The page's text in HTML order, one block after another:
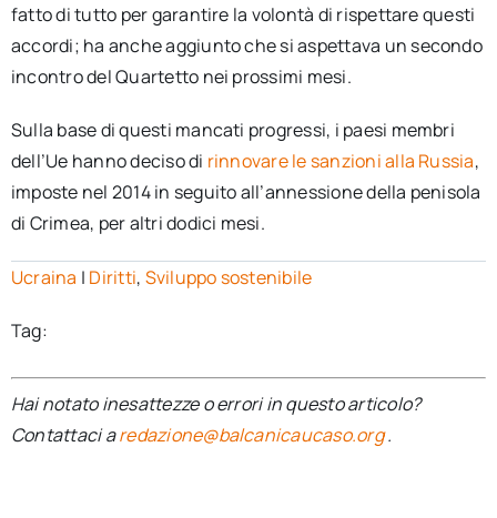
fatto di tutto per garantire la volontà di rispettare questi
accordi; ha anche aggiunto che si aspettava un secondo
incontro del Quartetto nei prossimi mesi.
Sulla base di questi mancati progressi, i paesi membri
dell’Ue hanno deciso di rinnovare le sanzioni alla Russia,
imposte nel 2014 in seguito all’annessione della penisola
di Crimea, per altri dodici mesi.
Ucraina | Diritti, Sviluppo sostenibile
Tag:
Hai notato inesattezze o errori in questo articolo?
Contattaci aredazione@balcanicaucaso.org.